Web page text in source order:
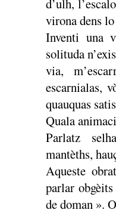
d’ulh,
virona dens
Inventi una
solituda
via,
escarnialas,
quauquas
Quala
Parlatz
mantèths,
Aqueste
parlar obgèits
de doman ».